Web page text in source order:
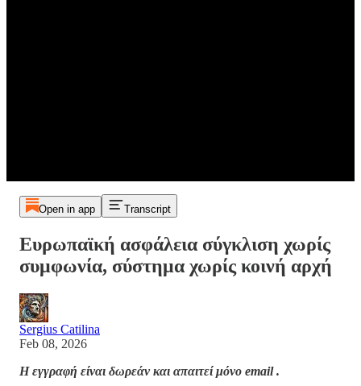
Open in app Transcript
Ευρωπαϊκή ασφάλεια σύγκλιση χωρίς
συμφωνία, σύστημα χωρίς κοινή αρχή
Sergius Catilina
Feb 08, 2026
Η εγγραφή είναι δωρεάν και απαιτεί μόνο email .